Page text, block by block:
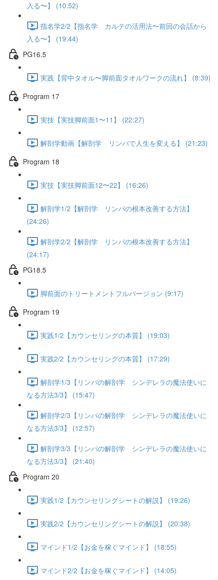
入る〜】 (10:52)
指名学2/2【指名学 カルテの活用法〜前回の会話から
入る〜】 (19:44)
PG16.5
実践【背中タオル〜脚前面タオルワークの流れ】 (8:39)
Program 17
実技【実技脚前面1〜11】 (22:27)
解剖学動画【解剖学 リンパで人生を変える】 (21:23)
Program 18
実技【実技脚前面12〜22】 (16:26)
解剖学1/2【解剖学 リンパの根本改善する方法】
(24:26)
解剖学2/2【解剖学 リンパの根本改善する方法】
(24:17)
PG18.5
脚前面のトリートメントフルバージョン (9:17)
Program 19
実践1/2【カウンセリングの本質】 (19:03)
実践2/2【カウンセリングの本質】 (17:29)
解剖学1/3【リンパの解剖学 シンデレラの魔法使いに
なる方法3/3】 (15:47)
解剖学2/3【リンパの解剖学 シンデレラの魔法使いに
なる方法3/3】 (12:57)
解剖学3/3【リンパの解剖学 シンデレラの魔法使いに
なる方法3/3】 (21:40)
Program 20
実践1/2【カウンセリングシートの解説】 (19:26)
実践2/2【カウンセリングシートの解説】 (20:38)
マインド1/2【お金を稼ぐマインド】 (18:55)
マインド2/2【お金を稼ぐマインド】 (14:05)